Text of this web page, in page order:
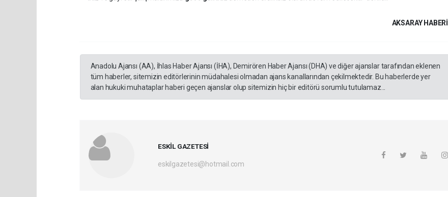
AKSARAY HABERİ
Anadolu Ajansı (AA), İhlas Haber Ajansı (İHA), Demirören Haber Ajansı (DHA) ve diğer ajanslar tarafından eklenen
tüm haberler, sitemizin editörlerinin müdahalesi olmadan ajans kanallarından çekilmektedir. Bu haberlerde yer
alan hukuki muhataplar haberi geçen ajanslar olup sitemizin hiç bir editörü sorumlu tutulamaz...
ESKİL GAZETESİ
eskilgazetesi@hotmail.com